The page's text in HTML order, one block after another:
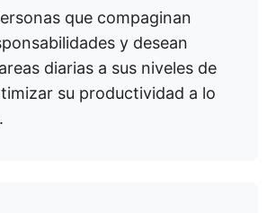
que compaginan
y desean
diarias a sus niveles de
su productividad a lo